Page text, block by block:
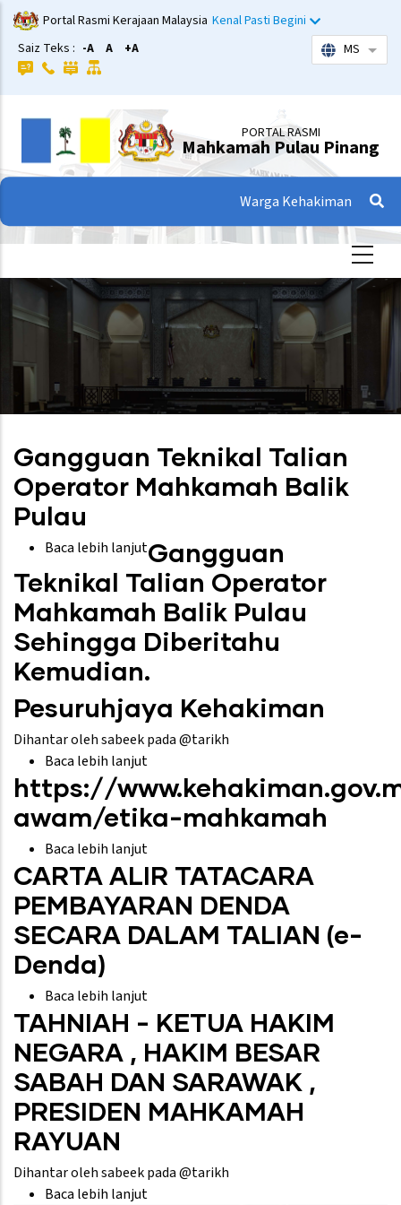
Langkau
ke
kandungan
utama
Portal Rasmi Kerajaan Malaysia Kenal Pasti Begini
Saiz Teks : -A A +A MS
PORTAL RASMI
Mahkamah Pulau Pinang
Warga Kehakiman
Gangguan Teknikal Talian
Operator Mahkamah Balik
Pulau
Baca lebih lanjuttentang
Gangguan
Teknikal
Talian
Operator
Mahkamah
Balik
Pulau
Gangguan
Teknikal Talian Operator
Mahkamah Balik Pulau
Sehingga Diberitahu
Kemudian.
Pesuruhjaya Kehakiman
Dihantar olehsabeekpada @tarikh
Baca lebih lanjut
Pesuruhjaya
https://
awam/etika-mahkamah
Baca lebih lanjut
https://www.kehakiman.gov.my/ms/
awam/etika-
mahkamah
CARTA ALIR TATACARA
PEMBAYARAN DENDA
SECARA DALAM TALIAN (e-
Denda)
Baca lebih lanjut
CARTA
ALIR
TATACARA
PEMBAYARAN
DENDA
SECARA
TALIAN
TAHNIAH - KETUA HAKIM
NEGARA , HAKIM BESAR
SABAH DAN SARAWAK ,
PRESIDEN MAHKAMAH
RAYUAN
Dihantar olehsabeekpada @tarikh
Baca lebih lanjut